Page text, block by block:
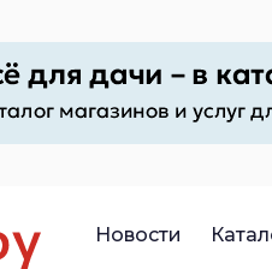
Новости